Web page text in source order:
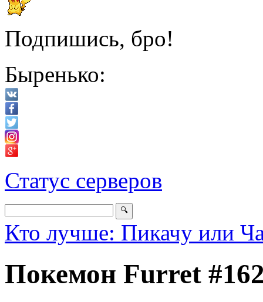
Подпишись, бро!
Быренько:
Статус серверов
Кто лучше: Пикачу или
Покемон Furret